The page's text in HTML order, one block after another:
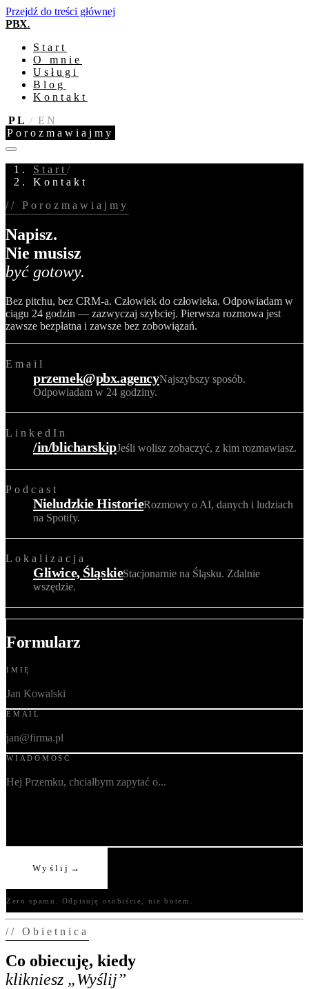
Przejdź do treści głównej
PBX.
Start
O mnie
Usługi
Blog
Kontakt
PL / EN
Porozmawiajmy
Start /
Kontakt
// Porozmawiajmy
Napisz.
Nie musisz
być gotowy.
Bez pitchu, bez CRM-a. Człowiek do człowieka. Odpowiadam w
ciągu 24 godzin — zazwyczaj szybciej. Pierwsza rozmowa jest
zawsze bezpłatna i zawsze bez zobowiązań.
Email
przemek@pbx.agencyNajszybszy sposób.
Odpowiadam w 24 godziny.
LinkedIn
/in/blicharskipJeśli wolisz zobaczyć, z kim rozmawiasz.
Podcast
Nieludzkie HistorieRozmowy o AI, danych i ludziach
na Spotify.
Lokalizacja
Gliwice, ŚląskieStacjonarnie na Śląsku. Zdalnie
wszędzie.
Formularz
IMIĘ
EMAIL
WIADOMOŚĆ
Wyślij →
Zero spamu. Odpisuję osobiście, nie botem.
// Obietnica
Co obiecuję, kiedy
klikniesz „Wyślij”